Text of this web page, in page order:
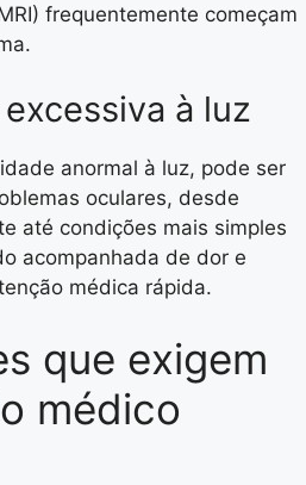
frequentemente começam
à luz
anormal à luz, pode ser
oculares, desde
até condições mais simples
acompanhada de dor e
médica rápida.
que exigem
médico